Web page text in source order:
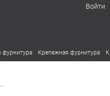
Войти
фурнитура Крепежная фурнитура